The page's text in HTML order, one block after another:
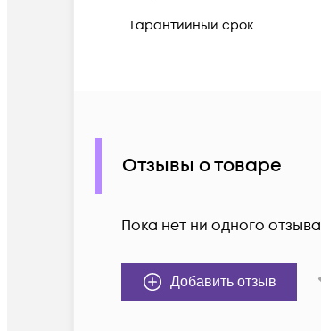
Гарантийный срок
Отзывы о товаре
Пока нет ни одного отзыва
Добавить отзыв